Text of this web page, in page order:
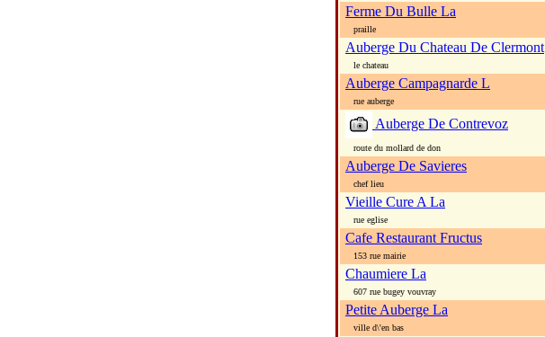
Ferme Du Bulle La
praille
Auberge Du Chateau De Clermont
le chateau
Auberge Campagnarde L
rue auberge
Auberge De Contrevoz
route du mollard de don
Auberge De Savieres
chef lieu
Vieille Cure A La
rue eglise
Cafe Restaurant Fructus
153 rue mairie
Chaumiere La
607 rue bugey vouvray
Petite Auberge La
ville d\'en bas